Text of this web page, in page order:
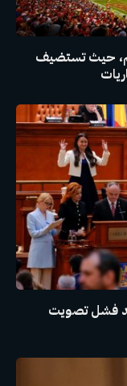
حيث تستضيف
بعد فشل تصويت